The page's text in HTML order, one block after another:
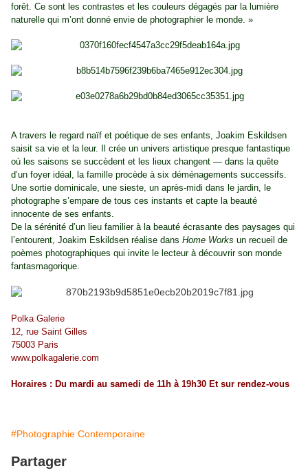
forêt. Ce sont les contrastes et les couleurs dégagés par la lumière
naturelle qui m’ont donné envie de photographier le monde. »
A travers le regard naïf et poétique de ses enfants, Joakim Eskildsen
saisit sa vie et la leur. Il crée un univers artistique presque fantastique
où les saisons se succèdent et les lieux changent — dans la quête
d’un foyer idéal, la famille procède à six déménagements successifs.
Une sortie dominicale, une sieste, un après-midi dans le jardin, le
photographe s’empare de tous ces instants et capte la beauté
innocente de ses enfants.
De la sérénité d’un lieu familier à la beauté écrasante des paysages qui
l’entourent, Joakim Eskildsen réalise dans Home Works un recueil de
poèmes photographiques qui invite le lecteur à découvrir son monde
fantasmagorique.
Polka Galerie
12, rue Saint Gilles
75003 Paris
www.polkagalerie.com
Horaires : Du mardi au samedi de 11h à 19h30 Et sur rendez-vous
#Photographie Contemporaine
Partager